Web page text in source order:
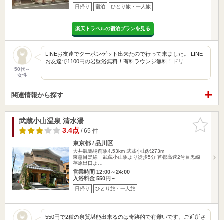
日帰り 宿泊 ひとり旅・一人旅
楽天トラベルの宿泊プランを見る
50代～
女性
LINEお友達でクーポンゲット出来たので行って来ました。 LINE
お友達で1100円の岩盤浴無料！有料ラウンジ無料！ドリ…
関連情報から探す
お気に入
りに追加
武蔵小山温泉 清水湯
3.4点/ 65 件
東京都 / 品川区
大井競馬場前駅4.53km 武蔵小山駅273m
東急目黒線 武蔵小山駅より徒歩5分 首都高速2号目黒線
荏原出口よ…
営業時間 12:00～24:00
入浴料金 550円～
日帰り ひとり旅・一人旅
550円で2種の泉質堪能出来るのは奇跡的で有難いです。ご近所さ